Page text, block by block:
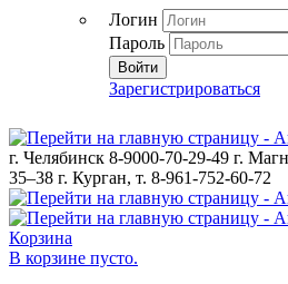
Логин
Пароль
Войти
Зарегистрироваться
г. Челябинск 8-9000-70-29-49 г.
35–38 г. Курган, т. 8-961-752-60-72
Корзина
В корзине пусто.